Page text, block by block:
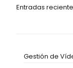
Entradas
Gestión de